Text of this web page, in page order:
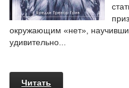
окружающим «нет»,
удивительно...
Читать